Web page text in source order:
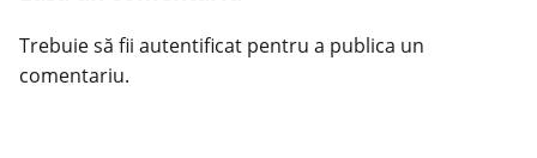
Trebuie să fii autentificat pentru a publica un
comentariu.